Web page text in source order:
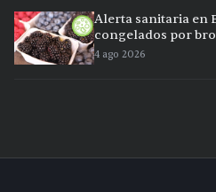
Alerta sanitaria en
congelados por
4 ago 2026